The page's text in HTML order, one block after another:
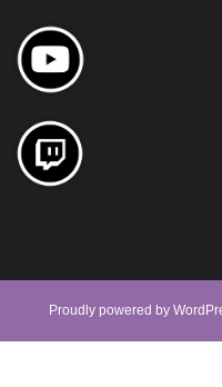
Proudly powered by